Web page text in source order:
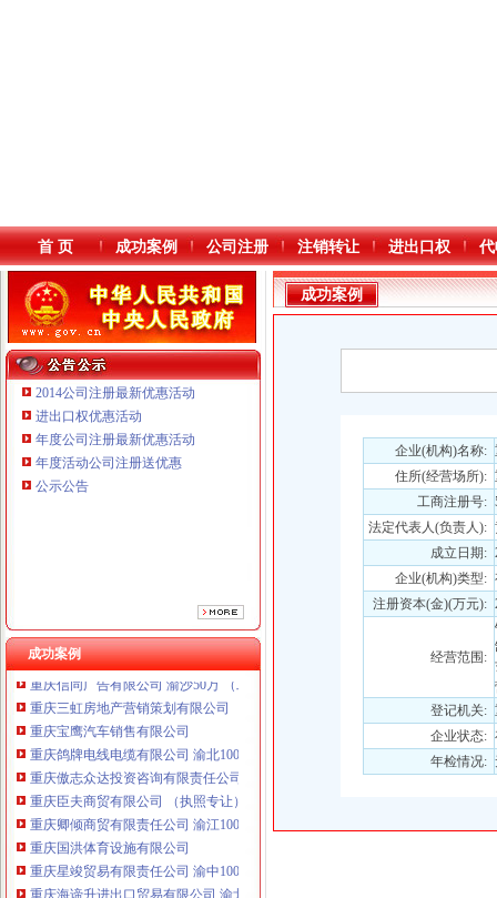
本站导航
首 页 成功案例 公司注册 注销转让 进出口权
2014公司注册最新优惠活动
进出口权优惠活动
年度公司注册最新优惠活动
年度活动公司注册送优惠
公示公告
成功案例
重庆鸽牌电线电缆有限公司 渝北10010万 (进出口权)
重庆海谛升进出口贸易有限公司 渝北100万 （进出口权）
重庆奕欣锦诚商贸有限公司 渝九50万 （工商注册）
重庆信同广告有限公司 渝沙50万 （工商注册）
重庆三虹房地产营销策划有限公司
重庆宝鹰汽车销售有限公司
重庆鸽牌电线电缆有限公司 渝北10010万 (进出口权)
重庆傲志众达投资咨询有限责任公司 渝九1000万 （增资）
重庆臣夫商贸有限公司 （执照专让）
重庆卿倾商贸有限责任公司 渝江100万 （工商注册）
重庆国洪体育设施有限公司
重庆星竣贸易有限责任公司 渝中100万 （进出口权）
重庆海谛升进出口贸易有限公司 渝北100万 （进出口权）
成功案例
企业(机构)名称:
住所(经营场所):
工商注册号:
法定代表人(负责人):
成立日期:
企业(机构)类型:
注册资本(金)(万元):
经营范围:
登记机关:
企业状态:
年检情况: